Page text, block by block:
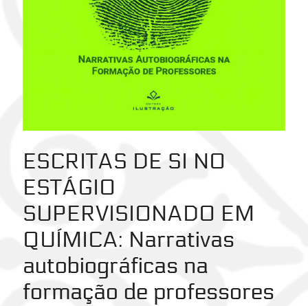
ESCRITAS DE SI NO
ESTÁGIO
SUPERVISIONADO EM
QUÍMICA: Narrativas
autobiográficas na
formação de professores